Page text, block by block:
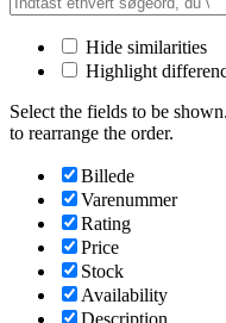
Hide similarities
Highlight
Select the fields to be
to rearrange the order.
Billede
Varenummer
Rating
Price
Stock
Availability
Description